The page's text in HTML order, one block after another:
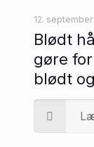
12.
Blødt
gøre
blødt